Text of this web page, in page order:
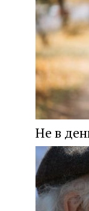
Не в